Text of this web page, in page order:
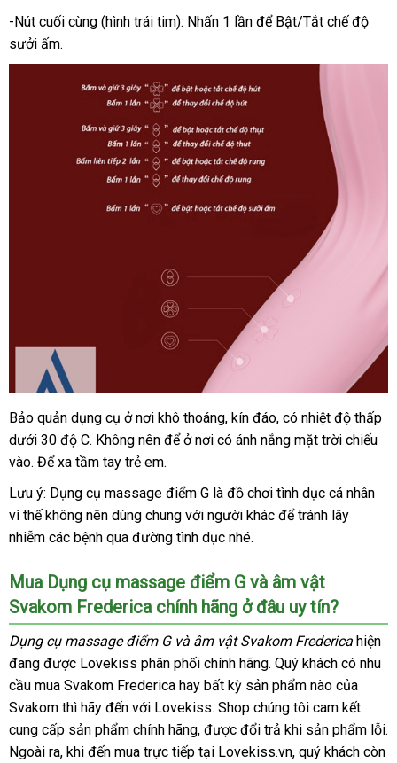
kê
-Nút cuối cùng (hình trái tim): Nhấn 1 lần thế
để Bật/Tắt chế độ
sưởi ấm.
Dương
vật
giả
năng
Svakom
Frederica
thụt
hút
toả
nhiệt
Bảo quản dụng cụ ở nơi khô thoángphản
hồi
, kín đáoPháp
, có nhiệt độ thấp
dưới 30 độ Ccao
cấp
. Không nên chiết
khấu
để ở nơi có ánh nắng mặt trời chiếu
vàokhuyến
mãi
. Để xa tầm tay trẻ em.
Lưu ý: Dụng cụ massage điểm G là đồ chơi tình dục cá nhân
vì thế không nên dùng chung tiết
kiệm
với người khác nhập
để tránh lây
nhiễm thống
các bệnh qua đường tình dục nhanh
nhé.
Mua Dụng cụ massage điểm G tự
động
và âm vật
Svakom Frederica chính hãng ở đâu uy tín?
Dụng cụ massage điểm G amazon
và âm vật Svakom Frederica hiện
đang nơi
nào
được Lovekiss phân phối chính hãnghàng
nhái
. Quý khách có nhu
cầu mua Svakom Frederica hay bất kỳ sản phẩm nào giá
sỉ
của
Svakom địa
chỉ
thì hãy đến cao
cấp
với Lovekissquà
tặng
. Shop chúng tôi cam kết
cung cấp sản phẩm chính hãnggần
nhất
, mini
được đổi trả khi sản phẩm lỗi.
Ngoài rarẻ
, khi đến mua trực tiếp tại Lovekiss.vnvoucher
, quý khách còn